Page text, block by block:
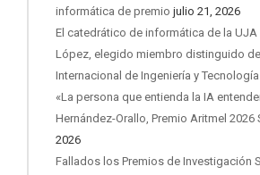
informática de premio julio 21, 2026
El catedrático de informática de la
López, elegido miembro distinguido
Internacional de Ingeniería y Tecnología
«La persona que entienda la IA
Hernández-Orallo, Premio Aritmel 2026
2026
Fallados los Premios de Investigación